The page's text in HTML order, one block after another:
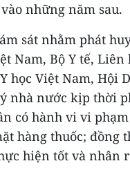
những năm sau.
sát nhằm phát
Nam, Bộ Y tế, Liên
học Việt Nam, Hội
nhà nước kịp thời
có hành vi vi
hàng thuốc; đồng
hiện tốt và nhân